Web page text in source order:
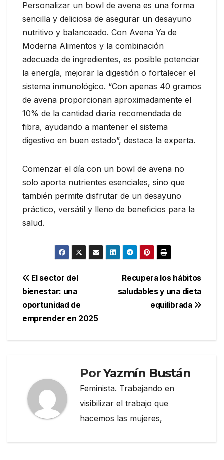
Personalizar un bowl de avena es una forma
sencilla y deliciosa de asegurar un desayuno
nutritivo y balanceado. Con Avena Ya de
Moderna Alimentos y la combinación
adecuada de ingredientes, es posible potenciar
la energía, mejorar la digestión o fortalecer el
sistema inmunológico. “Con apenas 40 gramos
de avena proporcionan aproximadamente el
10% de la cantidad diaria recomendada de
fibra, ayudando a mantener el sistema
digestivo en buen estado”, destaca la experta.
Comenzar el día con un bowl de avena no
solo aporta nutrientes esenciales, sino que
también permite disfrutar de un desayuno
práctico, versátil y lleno de beneficios para la
salud.
Navegación
de
entradas
Recupera los hábitos
saludables y una dieta
equilibrada
El sector del
bienestar: una
oportunidad de
emprender en 2025
PorYazmín Bustán
Feminista. Trabajando en
visibilizar el trabajo que
hacemos las mujeres,